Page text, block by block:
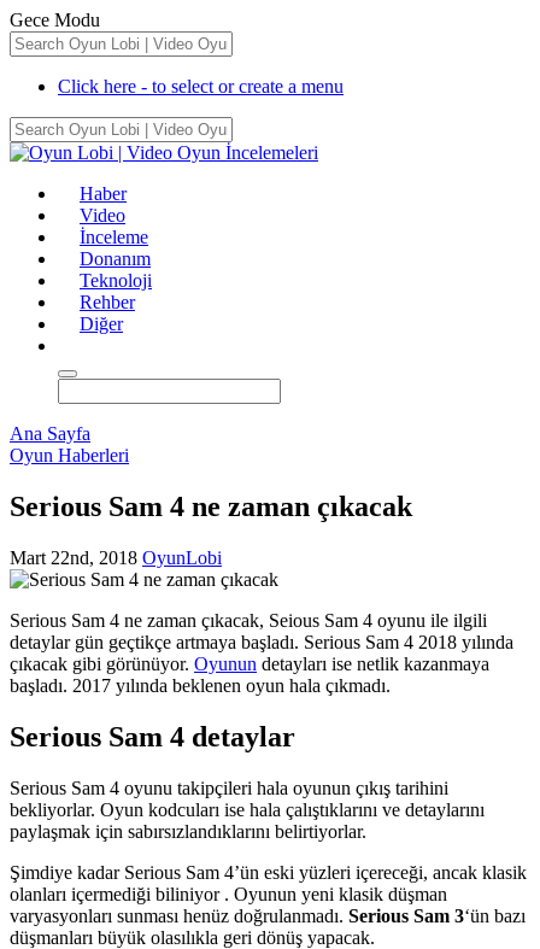
Gece Modu
Click here - to select or create a menu
Haber
Video
İnceleme
Donanım
Teknoloji
Rehber
Diğer
Ana Sayfa
Oyun Haberleri
Serious Sam 4 ne zaman çıkacak
Mart 22nd, 2018 OyunLobi
Serious Sam 4 ne zaman çıkacak, Seious Sam 4 oyunu ile ilgili
detaylar gün geçtikçe artmaya başladı. Serious Sam 4 2018 yılında
çıkacak gibi görünüyor. Oyunun detayları ise netlik kazanmaya
başladı. 2017 yılında beklenen oyun hala çıkmadı.
Serious Sam 4 detaylar
Serious Sam 4 oyunu takipçileri hala oyunun çıkış tarihini
bekliyorlar. Oyun kodcuları ise hala çalıştıklarını ve detaylarını
paylaşmak için sabırsızlandıklarını belirtiyorlar.
Şimdiye kadar Serious Sam 4’ün eski yüzleri içereceği, ancak klasik
olanları içermediği biliniyor . Oyunun yeni klasik düşman
varyasyonları sunması henüz doğrulanmadı. Serious Sam 3‘ün bazı
düşmanları büyük olasılıkla geri dönüş yapacak.